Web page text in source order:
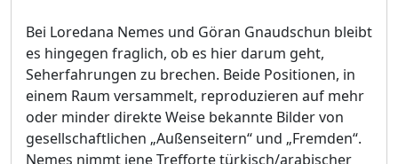
Bei Loredana Nemes und Göran Gnaudschun bleibt
es hingegen fraglich, ob es hier darum geht,
Seherfahrungen zu brechen. Beide Positionen, in
einem Raum versammelt, reproduzieren auf mehr
oder minder direkte Weise bekannte Bilder von
gesellschaftlichen „Außenseitern“ und „Fremden“.
Nemes nimmt jene Trefforte türkisch/arabischer